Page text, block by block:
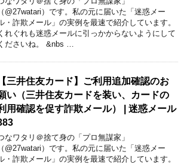
（@27watari）です。私の元に届いた「迷惑メー
・詐欺メール」の実例を最速で紹介しています。
れぐれも迷惑メールに引っかからないようにして
ださいね。 &nbs …
【三井住友カード】ご利用追加確認のお
い（三井住友カードを装い、カードの
用確認を促す詐欺メール） | 迷惑メール
なワタリ＠捨て身の「プロ無謀家」
（@27watari）です。私の元に届いた「迷惑メー
・詐欺メール」の実例を最速で紹介しています。